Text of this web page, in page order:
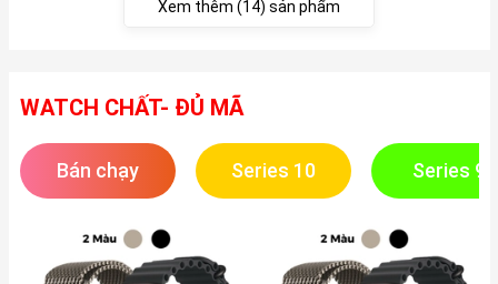
Xem thêm (14) sản phẩm
WATCH CHẤT- ĐỦ MÃ
Bán chạy Series 10 Series 9